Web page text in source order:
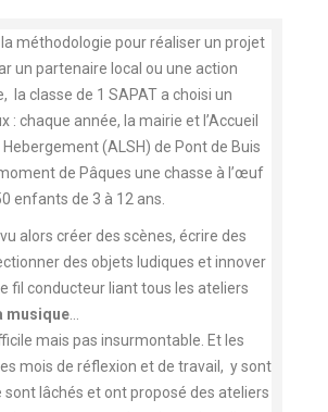
méthodologie pour réaliser un projet
un partenaire local ou une action
la classe de 1 SAPAT a choisi un
: chaque année, la mairie et l’Accueil
Hebergement (ALSH) de Pont de Buis
de Pâques une chasse à l’œuf
enfants de 3 à 12 ans.
vu alors créer des scènes, écrire des
des objets ludiques et innover
fil conducteur liant tous les ateliers
musique…
mais pas insurmontable. Et les
mois de réflexion et de travail, y sont
sont lâchés et ont proposé des ateliers